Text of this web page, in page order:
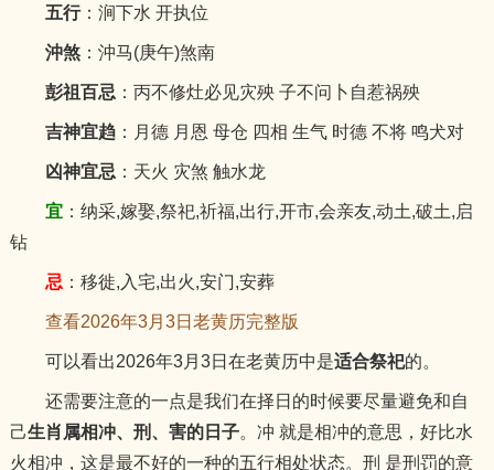
五行：涧下水 开执位
沖煞：沖马(庚午)煞南
彭祖百忌 ：丙不修灶必见灾殃 子不问卜自惹祸殃
吉神宜趋：月德 月恩 母仓 四相 生气 时德 不将 鸣犬对
凶神宜忌 ：天火 灾煞 触水龙
宜：纳采,嫁娶,祭祀,祈福,出行,开市,会亲友,动土,破土,启
钻
忌 ：移徙,入宅,出火,安门,安葬
查看2026年3月3日老黄历完整版
可以看出2026年3月3日在老黄历中是适合祭祀的。
还需要注意的一点是我们在择日的时候要尽量避免和自
己生肖属相冲、刑、害的日子。冲 就是相冲的意思，好比水
火相冲，这是最不好的一种的五行相处状态。刑 是刑罚的意